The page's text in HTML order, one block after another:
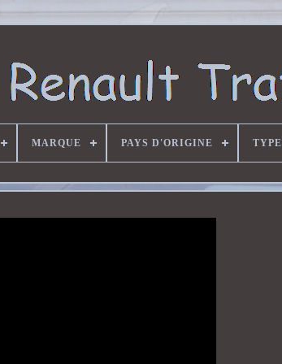
MARQUE PAYS D'ORIGINE TYPE